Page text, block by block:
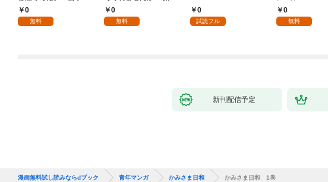
た僕の留守中に、一途
な彼女が汚されるまで
0
無料
話0
無料
0
試読フル
0
無料
新刊配信予定
漫画無料試し読みならdブック 青年マンガ かみさま日和 かみさま日和 1巻